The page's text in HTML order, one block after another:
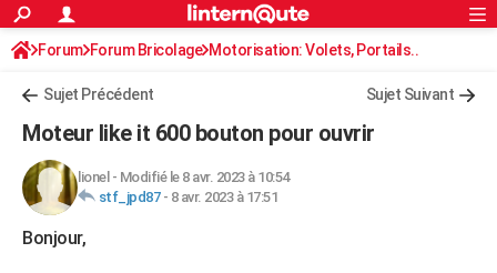
ACTUALITÉS
Politique
Société
Faits Divers
Education
Monde
Villes
+
FINANCE
Retraite
Impôts
Epargne
Immobilier
Risques naturels par ville
Banque
Assurance
Crédit
AUTO
Essais
Réserver un essai
Citadines
Berlines
SUV
Forum auto
+HIGH-TECH
Rechercher
S'inscrire
Connexion
Forum Forum Bricolage Motorisation: Volets, Portails..
Sujet Précédent Sujet Suivant
Moteur like it 600 bouton pour ouvrir
lionel - Modifié le 8 avr. 2023 à 10:54
stf_jpd87- 8 avr. 2023 à 17:51
Bonjour,